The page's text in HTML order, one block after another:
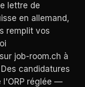
lettre de
en allemand,
remplit vos
job-room.ch à
candidatures
l'ORP réglée —